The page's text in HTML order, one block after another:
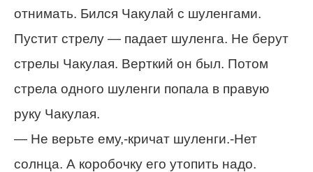
отнимать. Бился Чакулай с шуленгами.
Пустит стрелу — падает шуленга. Не берут
стрелы Чакулая. Верткий он был. Потом
стрела одного шуленги попала в правую
руку Чакулая.
— Не верьте ему,-кричат шуленги.-Нет
солнца. А коробочку его утопить надо.